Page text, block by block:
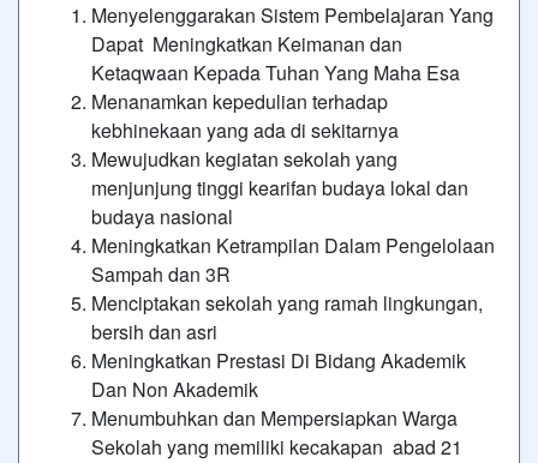
Menyelenggarakan Sistem Pembelajaran Yang
Dapat Meningkatkan Keimanan dan
Ketaqwaan Kepada Tuhan Yang Maha Esa
Menanamkan kepedulian terhadap
kebhinekaan yang ada di sekitarnya
Mewujudkan kegiatan sekolah yang
menjunjung tinggi kearifan budaya lokal dan
budaya nasional
Meningkatkan Ketrampilan Dalam Pengelolaan
Sampah dan 3R
Menciptakan sekolah yang ramah lingkungan,
bersih dan asri
Meningkatkan Prestasi Di Bidang Akademik
Dan Non Akademik
Menumbuhkan dan Mempersiapkan Warga
Sekolah yang memiliki kecakapan abad 21